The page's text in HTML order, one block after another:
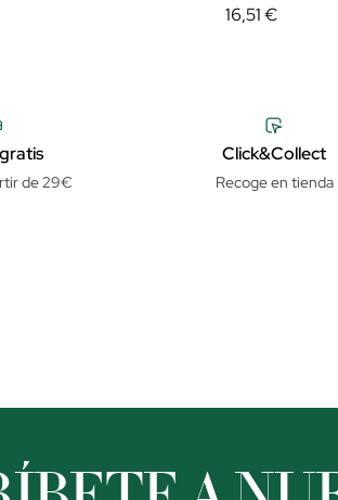
16,51 €
de 29€
Click&Collect
Recoge en tienda